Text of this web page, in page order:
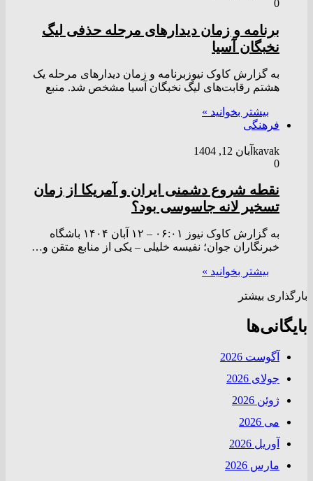
0
برنامه و زمان دیدار‌های مرحله حذفی لیگ
نخبگان آسیا
به گزارش کاوک نیوزبرنامه و زمان دیدار‌های مرحله یک
هشتم رقابت‌های لیگ نخبگان آسیا مشخص شد. منبع
بیشتر بخوانید »
فرهنگی
kavak آبان 12, 1404
0
نقطه شروع دشمنی ایران و آمریکا از زمان
تسخیر لانه جاسوسی بود؟
به گزارش کاوک نیوز ۰۶:۰۱ – ۱۲ آبان ۱۴۰۴ باشگاه
خبرنگاران جوان؛ نفیسه خلیلی – یکی از منابع متقن و…
بیشتر بخوانید »
بارگذاری بیشتر
بایگانی‌ها
آگوست 2026
جولای 2026
ژوئن 2026
می 2026
آوریل 2026
مارس 2026